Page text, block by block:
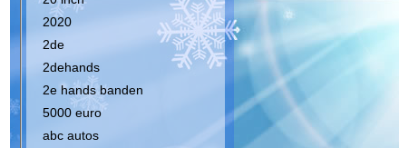
2020
2de
2dehands
2e hands banden
5000 euro
abc autos